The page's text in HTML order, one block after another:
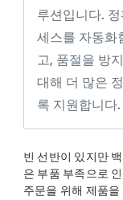
루션입니다.
세스를 자동화
고, 품절을 방
대해 더 많은
록 지원합니다.
빈 선반이 있지만
은 부품 부족으로
주문을 위해 제품